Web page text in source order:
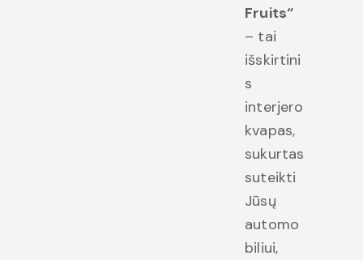
Fruits“
– tai
išskirtini
s
interjero
kvapas,
sukurtas
suteikti
Jūsų
automo
biliui,